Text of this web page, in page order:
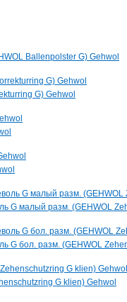
Ballenpolster G) Gehwol
G) Gehwol
G малый разм. (GEHWOL
G бол. разм. (GEHWOL
G klien) Gehwol